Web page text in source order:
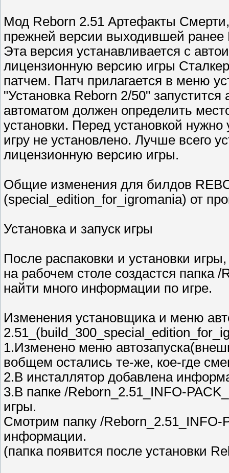
Мод Reborn 2.51 Артефакты
прежней версии выходившей ранее
Эта версия устанавливается с
лицензионную версию игры
патчем. Патч прилагается в меню
"Установка Reborn 2/50"
автоматом должен определить
установки. Перед установкой
игру не установлено. Лучше всего
лицензионную версию игры.
Общие изменения для билдов
(special_edition_for_igromania) от
Установка и запуск игры
После распаковки и установки
на рабочем столе создастся папка
найти много информации по игре.
Изменения установщика и меню
1.Изменено меню
вобщем остались те-же, кое-где
2.В инсталлятор добавлена
3.В папке /Reborn_2.51_INFO-
игры.
Смотрим папку /Reborn_2.51_INFO-
информации.
(папка появится после установки